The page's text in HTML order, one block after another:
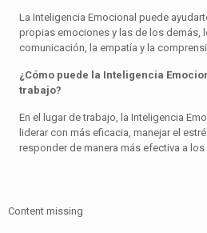
La Inteligencia Emocional puede
propias emociones y las de los demás,
comunicación, la empatía y la
¿Cómo puede la Inteligencia
trabajo?
En el lugar de trabajo, la Inteligencia
liderar con más eficacia, manejar el
responder de manera más efectiva a
Content missing